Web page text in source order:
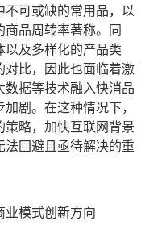
可或缺的常用品，以
品周转率著称。同
及多样化的产品类
比，因此也面临着激
据等技术融入快消品
剧。在这种情况下，
略，加快互联网背景
回避且亟待解决的重
模式创新方向